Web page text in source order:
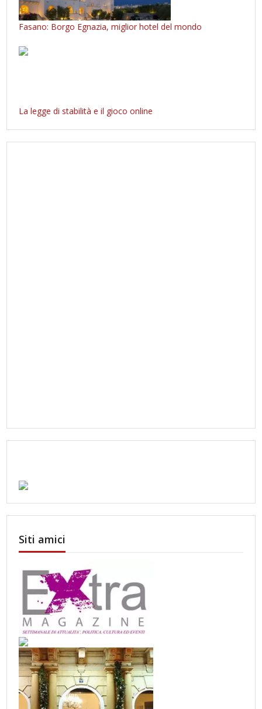
Fasano: Borgo Egnazia, miglior hotel del mondo
La legge di stabilità e il gioco online
Siti amici